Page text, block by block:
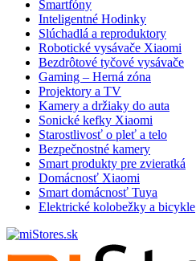
Smartfóny
Inteligentné Hodinky
Slúchadlá a reproduktory
Robotické vysávače Xiaomi
Bezdrôtové tyčové vysávače
Gaming – Herná zóna
Projektory a TV
Kamery a držiaky do auta
Sonické kefky Xiaomi
Starostlivosť o pleť a telo
Bezpečnostné kamery
Smart produkty pre zvieratká
Domácnosť Xiaomi
Smart domácnosť Tuya
Elektrické kolobežky a bicykle